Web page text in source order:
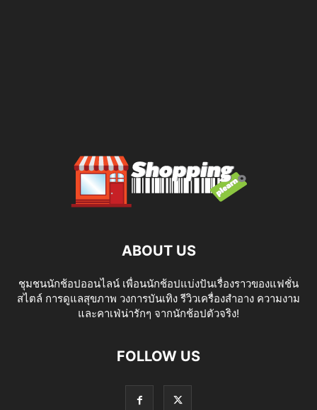
ABOUT US
ชุมชนนักช้อปออนไลน์ เพื่อนนักช้อปแบ่งปันเรื่องราวของแฟชั่น
สไตล์ การดูแลสุขภาพ วงการบันเทิง รีวิวเครื่องสำอาง ความงาม
และคาเฟ่น่ารักๆ จากนักช้อปตัวจริง!
FOLLOW US